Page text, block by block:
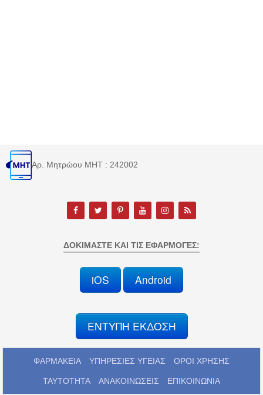
Αρ. Μητρώου MHT : 242002
ΔΟΚΙΜΆΣΤΕ ΚΑΙ ΤΙΣ ΕΦΑΡΜΟΓΈΣ:
iOS Android
ΕΝΤΥΠΗ ΕΚΔΟΣΗ
ΦΑΡΜΑΚΕΙΑ ΥΠΗΡΕΣΙΕΣ ΥΓΕΙΑΣ ΟΡΟΙ ΧΡΗΣΗΣ
ΤΑΥΤΟΤΗΤΑ ΑΝΑΚΟΙΝΩΣΕΙΣ ΕΠΙΚΟΙΝΩΝΙΑ